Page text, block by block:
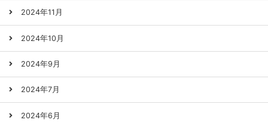
2024年11月
2024年10月
2024年9月
2024年7月
2024年6月